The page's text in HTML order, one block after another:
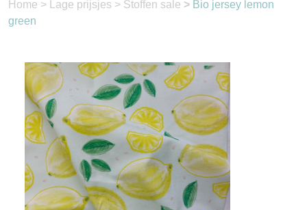
Home > Lage prijsjes > Stoffen sale > Bio jersey lemon
green